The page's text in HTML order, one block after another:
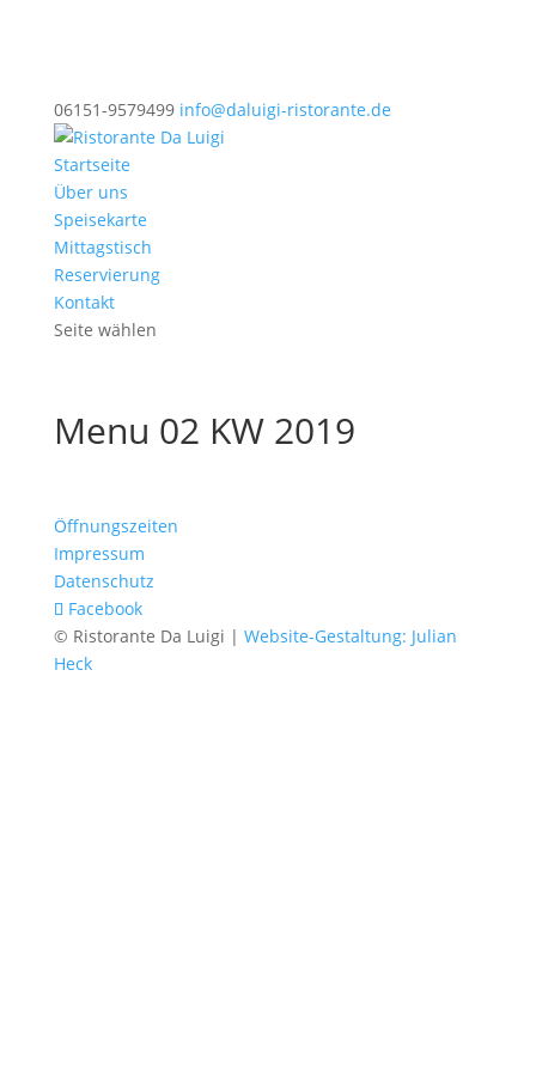
06151-9579499 info@daluigi-ristorante.de
Startseite
Über uns
Speisekarte
Mittagstisch
Reservierung
Kontakt
Seite wählen
Menu 02 KW 2019
Öffnungszeiten
Impressum
Datenschutz
Facebook
© Ristorante Da Luigi | Website-Gestaltung: Julian
Heck